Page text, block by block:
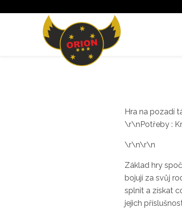
Hra na pozadí
\r\nPotřeby :
\r\n\r\n
Základ hry
bojují za svůj
splnit a získat
jejich